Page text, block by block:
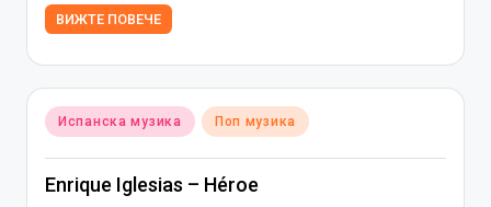
ВИЖТЕ ПОВЕЧЕ
Posted
in
Испанска музика Поп музика
Enrique Iglesias – Héroe